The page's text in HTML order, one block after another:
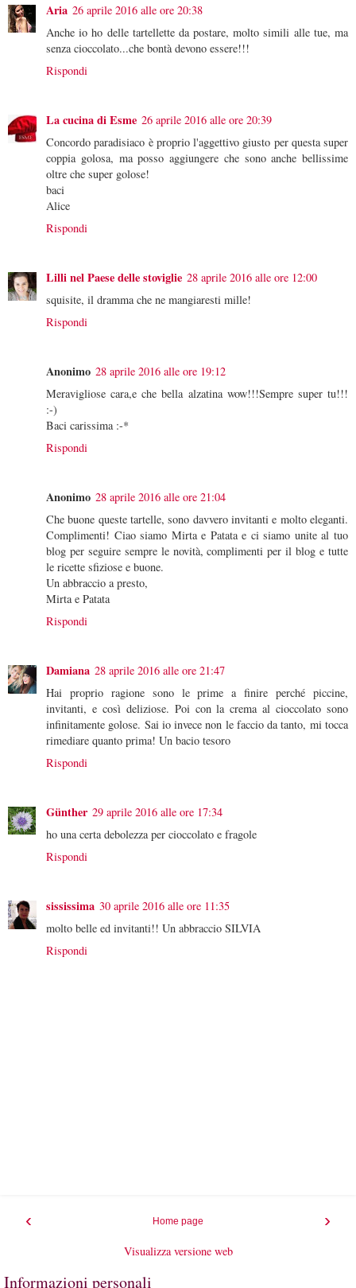
Aria 26 aprile 2016 alle ore 20:38
Anche io ho delle tartellette da postare, molto simili alle tue, ma
senza cioccolato...che bontà devono essere!!!
Rispondi
La cucina di Esme 26 aprile 2016 alle ore 20:39
Concordo paradisiaco è proprio l'aggettivo giusto per questa super
coppia golosa, ma posso aggiungere che sono anche bellissime
oltre che super golose!
baci
Alice
Rispondi
Lilli nel Paese delle stoviglie 28 aprile 2016 alle ore 12:00
squisite, il dramma che ne mangiaresti mille!
Rispondi
Anonimo 28 aprile 2016 alle ore 19:12
Meravigliose cara,e che bella alzatina wow!!!Sempre super tu!!!
:-)
Baci carissima :-*
Rispondi
Anonimo 28 aprile 2016 alle ore 21:04
Che buone queste tartelle, sono davvero invitanti e molto eleganti.
Complimenti! Ciao siamo Mirta e Patata e ci siamo unite al tuo
blog per seguire sempre le novità, complimenti per il blog e tutte
le ricette sfiziose e buone.
Un abbraccio a presto,
Mirta e Patata
Rispondi
Damiana 28 aprile 2016 alle ore 21:47
Hai proprio ragione sono le prime a finire perché piccine,
invitanti, e così deliziose. Poi con la crema al cioccolato sono
infinitamente golose. Sai io invece non le faccio da tanto, mi tocca
rimediare quanto prima! Un bacio tesoro
Rispondi
Günther 29 aprile 2016 alle ore 17:34
ho una certa debolezza per cioccolato e fragole
Rispondi
sississima 30 aprile 2016 alle ore 11:35
molto belle ed invitanti!! Un abbraccio SILVIA
Rispondi
‹ ›
Home page
Visualizza versione web
Informazioni personali